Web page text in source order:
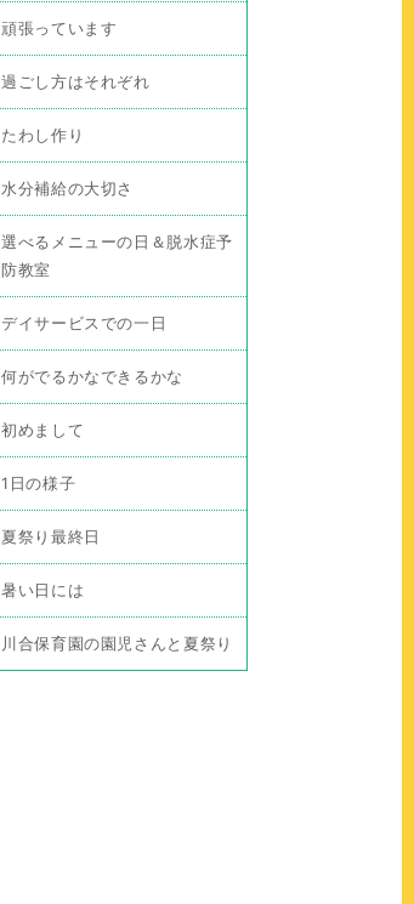
頑張っています
過ごし方はそれぞれ
たわし作り
水分補給の大切さ
選べるメニューの日＆脱水症予
防教室
デイサービスでの一日
何がでるかなできるかな
初めまして
1日の様子
夏祭り最終日
暑い日には
川合保育園の園児さんと夏祭り